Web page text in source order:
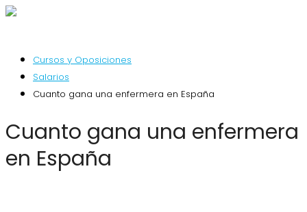
Cursos y Oposiciones
Salarios
Cuanto gana una enfermera en España
Cuanto gana una enfermera
en España